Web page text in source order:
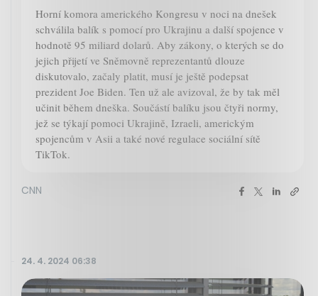
Horní komora amerického Kongresu v noci na dnešek
schválila balík s pomocí pro Ukrajinu a další spojence v
hodnotě 95 miliard dolarů. Aby zákony, o kterých se do
jejich přijetí ve Sněmovně reprezentantů dlouze
diskutovalo, začaly platit, musí je ještě podepsat
prezident Joe Biden. Ten už ale avizoval, že by tak měl
učinit během dneška. Součástí balíku jsou čtyři normy,
jež se týkají pomoci Ukrajině, Izraeli, americkým
spojencům v Asii a také nové regulace sociální sítě
TikTok.
CNN
24. 4. 2024 06:38